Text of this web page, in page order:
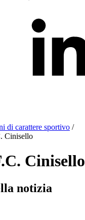
di carattere sportivo /
Cinisello
Cinisello
notizia